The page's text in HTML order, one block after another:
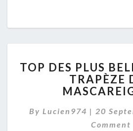
DES
PLUS
DU
TOP DES PLUS
TRAPÈZE
By Lucien974 | 20
Comment